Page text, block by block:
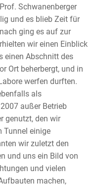
Schwanenberger
und es blieb Zeit für
ging es auf zur
wir einen Einblick
einen Abschnitt des
Ort beherbergt, und in
werfen durften.
als
außer Betrieb
genutzt, den wir
Tunnel einige
wir zuletzt den
und uns ein Bild von
und vielen
machen,